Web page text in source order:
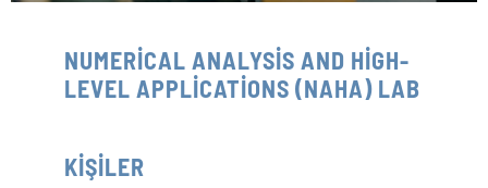
NUMERİCAL ANALYSİS AND HİGH-
LEVEL APPLİCATİONS (NAHA) LAB
KİŞİLER